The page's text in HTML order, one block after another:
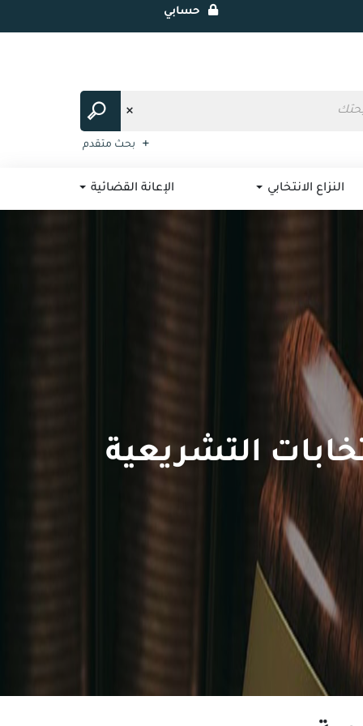
حسابي
بحث متقدم
النزاع الانتخابي الإعانة القضائية
التشريعية